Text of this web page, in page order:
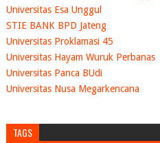
Universitas Esa Unggul
STIE BANK BPD Jateng
Universitas Proklamasi 45
Universitas Hayam Wuruk Perbanas
Universitas Panca BUdi
Universitas Nusa Megarkencana
TAGS